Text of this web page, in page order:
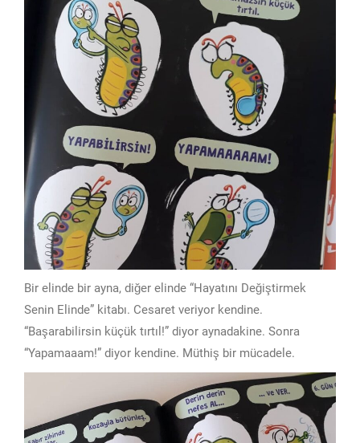
Bir elinde bir ayna, diğer elinde “Hayatını Değiştirmek
Senin Elinde” kitabı. Cesaret veriyor kendine.
“Başarabilirsin küçük tırtıl!” diyor aynadakine. Sonra
“Yapamaaam!” diyor kendine. Müthiş bir mücadele.